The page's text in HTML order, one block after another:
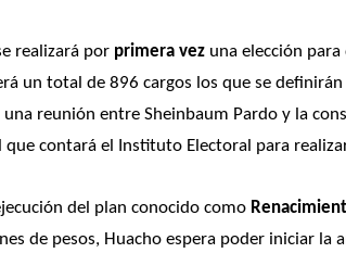
realizará por primera vez una elección
un total de 896 cargos los que se
reunión entre Sheinbaum Pardo y la
contará el Instituto Electoral para
del plan conocido como
de pesos, Huacho espera poder iniciar la